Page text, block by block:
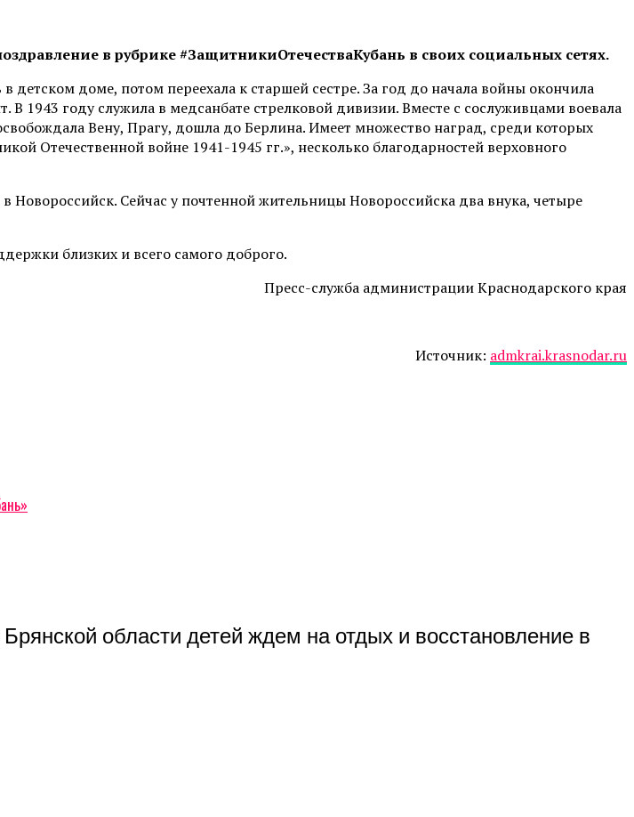
в рубрике#ЗащитникиОтечестваКубань в своих социальных сетях.
доме, потом переехала к старшей сестре. За год до начала войны окончила
1943 году служила в медсанбате стрелковой дивизии. Вместе с сослуживцами воевала
Вену, Прагу, дошла до Берлина. Имеет множество наград, среди которых
Отечественной войне 1941-1945 гг.», несколько благодарностей верховного
Новороссийск. Сейчас у почтенной жительницы Новороссийска два внука, четыре
близких и всего самого доброго.
Пресс-служба администрации Краснодарского края
Источник: admkrai.krasnodar.ru
области детей ждем на отдых и восстановление в